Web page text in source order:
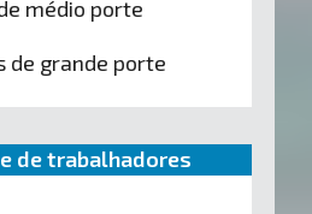
médio porte
grande porte
de trabalhadores